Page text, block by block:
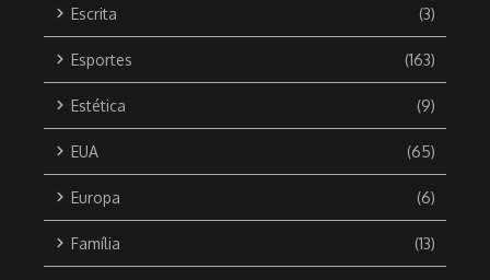
Escrita (3)
Esportes (163)
Estética (9)
EUA (65)
Europa (6)
Família (13)